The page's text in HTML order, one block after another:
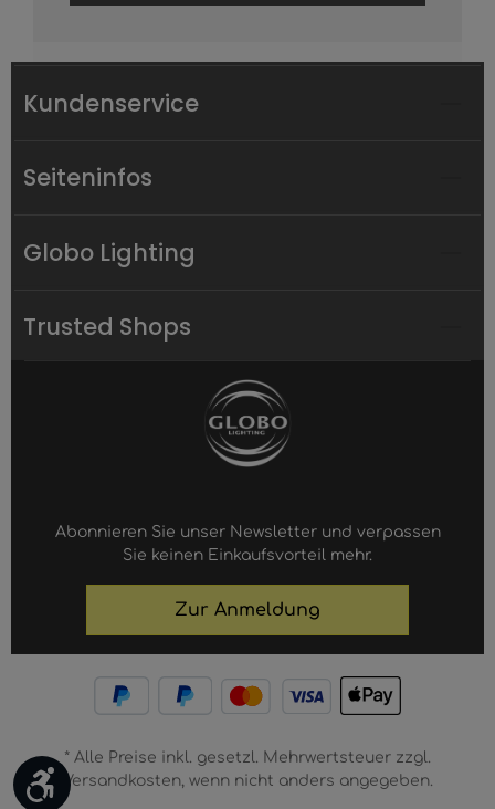
Kundenservice
Seiteninfos
Globo Lighting
Trusted Shops
Abonnieren Sie unser Newsletter und verpassen
Sie keinen Einkaufsvorteil mehr.
Zur Anmeldung
* Alle Preise inkl. gesetzl. Mehrwertsteuer zzgl.
Versandkosten, wenn nicht anders angegeben.
Werkzeugleiste anzeigen